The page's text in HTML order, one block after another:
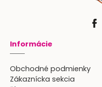
Informácie
Obchodné podmienky
Zákaznícka sekcia